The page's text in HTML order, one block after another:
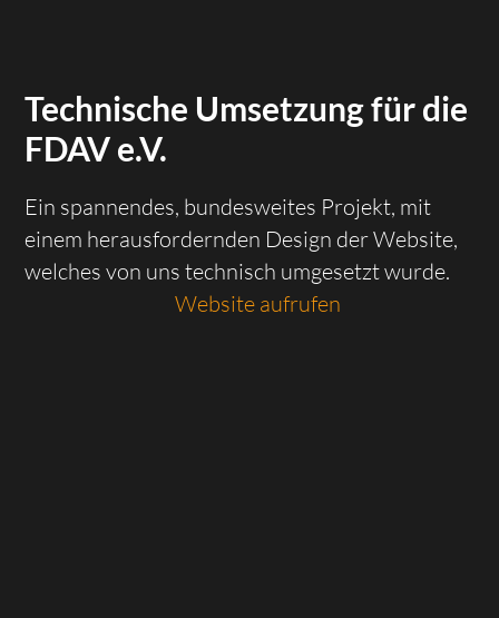
Technische Umsetzung für die
FDAV e.V.
Ein spannendes, bundesweites Projekt, mit
einem herausfordernden Design der Website,
welches von uns technisch umgesetzt wurde.
Website aufrufen